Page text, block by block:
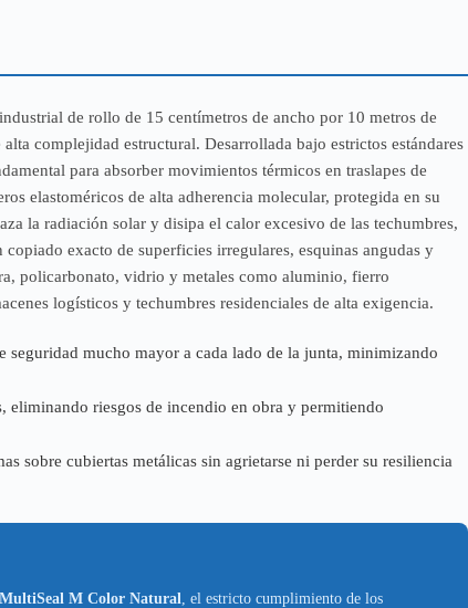
de rollo de 15 centímetros de ancho por 10 metros de
complejidad estructural. Desarrollada bajo estrictos estándares
para absorber movimientos térmicos en traslapes de
elastoméricos de alta adherencia molecular, protegida en su
la radiación solar y disipa el calor excesivo de las techumbres,
exacto de superficies irregulares, esquinas angudas y
policarbonato, vidrio y metales como aluminio, fierro
logísticos y techumbres residenciales de alta exigencia.
seguridad mucho mayor a cada lado de la junta, minimizando
eliminando riesgos de incendio en obra y permitiendo
sobre cubiertas metálicas sin agrietarse ni perder su resiliencia
M Color Natural
, el estricto cumplimiento de los